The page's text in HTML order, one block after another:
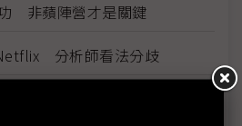
非蘋陣營才是關鍵
分析師看法分歧